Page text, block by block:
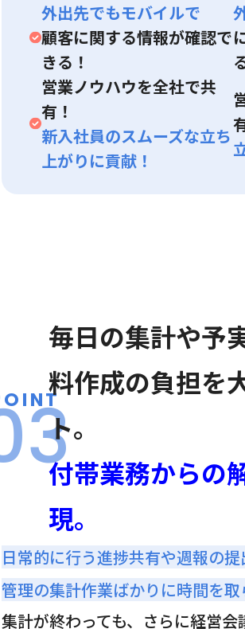
外出先でもモバイルで
顧客に関する情報が確認で
きる！
営業ノウハウを全社で共
有！
新入社員のスムーズな立ち
上がりに貢献！
毎日の集計や予
料作成の負担を
ト。
付帯業務からの
現。
日常的に行う進捗共有や週報の
管理の集計作業ばかりに時間を
集計が終わっても、さらに経営